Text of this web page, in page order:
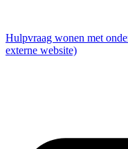
Hulpvraag wonen met
externe website)